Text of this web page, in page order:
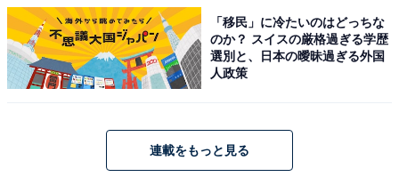
第1位は、日本テレビ系列で月曜日から金曜日の11時55
「移民」に冷たいのはどっちな
のか？ スイスの厳格過ぎる学歴
選別と、日本の曖昧過ぎる外国
人政策
連載をもっと見る